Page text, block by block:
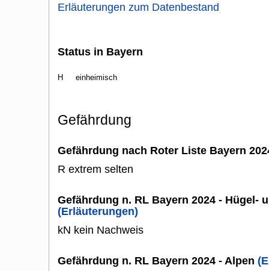
Erläuterungen zum Datenbestand
Status in Bayern
H einheimisch
Gefährdung
Gefährdung nach Roter Liste Bayern
R extrem selten
Gefährdung n. RL Bayern 2024 - Hügel-
(Erläuterungen)
kN kein Nachweis
Gefährdung n. RL Bayern 2024 - Alpen